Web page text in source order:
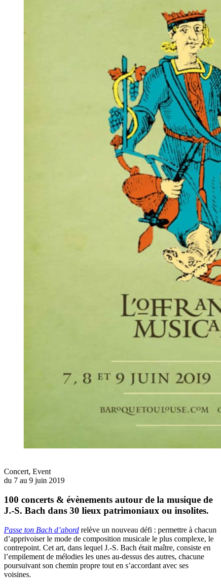
Concert, Event
du 7 au 9 juin 2019
100 concerts & évènements autour de la musique de
J.-S. Bach dans 30 lieux patrimoniaux ou insolites.
Passe ton Bach d’abord relève un nouveau défi : permettre à chacun
d’apprivoiser le mode de composition musicale le plus complexe, le
contrepoint. Cet art, dans lequel J.-S. Bach était maître, consiste en
l’empilement de mélodies les unes au-dessus des autres, chacune
poursuivant son chemin propre tout en s’accordant avec ses
voisines.